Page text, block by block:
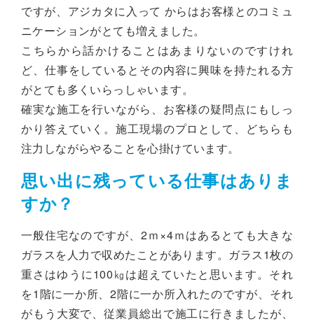
ですが、アジカタに入って からはお客様とのコミュ
ニケーションがとても増えました。
こちらから話かけることはあまりないのですけれ
ど、仕事をしているとその内容に興味を持たれる方
がとても多くいらっしゃいます。
確実な施工を行いながら、お客様の疑問点にもしっ
かり答えていく。施工現場のプロとして、どちらも
注力しながらやることを心掛けています。
思い出に残っている仕事はありま
すか？
一般住宅なのですが、2ｍ×4ｍはあるとても大きな
ガラスを人力で収めたことがあります。ガラス1枚の
重さはゆうに100㎏は超えていたと思います。それ
を1階に一か所、2階に一か所入れたのですが、それ
がもう大変で、従業員総出で施工に行きましたが、